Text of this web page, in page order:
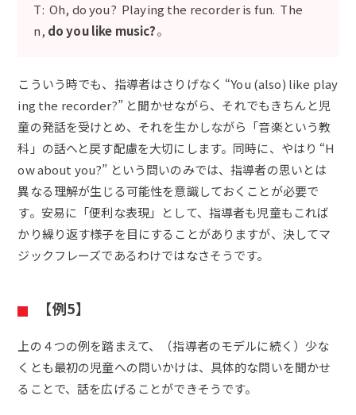
T: Oh, do you? Playing the recorder is fun. The
n, do you like music?。
こういう時でも、指導者はさりげなく “You (also) like play
ing the recorder?” と聞かせながら、それでもきちんと児
童の発話を受けとめ、それを生かしながら「音楽という教
科」の話へと戻す配慮を大切にします。同時に、やはり “H
ow about you?” という問いのみでは、指導者の思いとは
異なる理解が生じる可能性を意識しておくことが必要で
す。安易に「便利な表現」として、指導者も児童もこれば
かり繰り返す様子を目にすることがありますが、決してマ
ジックフレーズであるわけではなさそうです。
【例5】
上の４つの例を踏まえて、（指導者のモデルに続く）少な
くとも最初の児童への問いかけは、具体的な問いを聞かせ
ることで、話を広げることができそうです。